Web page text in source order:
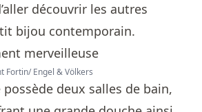
découvrir les autres
bijou contemporain.
Fortin/ Engel & Völkers
deux salles de bain,